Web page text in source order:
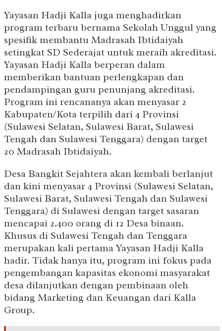
Yayasan Hadji Kalla juga menghadirkan
program terbaru bernama Sekolah Unggul yang
spesifik membantu Madrasah Ibtidaiyah
setingkat SD Sederajat untuk meraih akreditasi.
Yayasan Hadji Kalla berperan dalam
memberikan bantuan perlengkapan dan
pendampingan guru penunjang akreditasi.
Program ini rencananya akan menyasar 2
Kabupaten/Kota terpilih dari 4 Provinsi
(Sulawesi Selatan, Sulawesi Barat, Sulawesi
Tengah dan Sulawesi Tenggara) dengan target
20 Madrasah Ibtidaiyah.
Desa Bangkit Sejahtera akan kembali berlanjut
dan kini menyasar 4 Provinsi (Sulawesi Selatan,
Sulawesi Barat, Sulawesi Tengah dan Sulawesi
Tenggara) di Sulawesi dengan target sasaran
mencapai 2.400 orang di 12 Desa binaan.
Khusus di Sulawesi Tengah dan Tenggara
merupakan kali pertama Yayasan Hadji Kalla
hadir. Tidak hanya itu, program ini fokus pada
pengembangan kapasitas ekonomi masyarakat
desa dilanjutkan dengan pembinaan oleh
bidang Marketing dan Keuangan dari Kalla
Group.